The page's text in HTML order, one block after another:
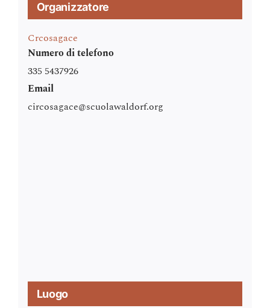
Organizzatore
Crcosagace
Numero di telefono
335 5437926
Email
circosagace@scuolawaldorf.org
Luogo